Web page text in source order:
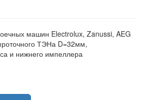
машин Electrolux, Zanussi, AEG
ТЭНа D=32мм,
и нижнего импеллера